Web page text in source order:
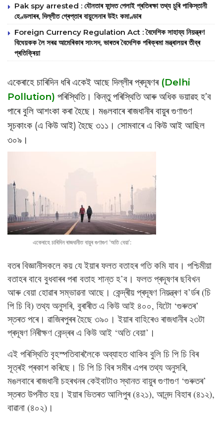
Pak spy arrested : যৌনতাৰ ফান্দত পেলাই প্ৰতিৰক্ষা তথ্য চুৰি পাকিস্তানী
হেণ্ডলাৰৰ, দিল্লীত গ্ৰেপ্তাৰ বায়ুসেনাৰ উইং কমাণ্ডাৰ
Foreign Currency Regulation Act : বৈদেশিক সাহায্য নিয়ন্ত্ৰণ
বিধেয়কক লৈ সৰৱ আমেৰিকাৰ সাংসদ, ভাৰতৰ বৈদেশিক পৰিক্ৰমা মন্ত্ৰালয়ৰ তীব্ৰ
প্ৰতিক্ৰিয়া
একেৰাহে চাৰিদিন ধৰি একেই আছে দিল্লীৰ প্ৰদূষণৰ (Delhi
Pollution) পৰিস্থিতি। কিন্তু পৰিস্থিতি আৰু অধিক ভয়াৱহ হ’ব
পাৰে বুলি আশংকা কৰা হৈছে। মঙলবাৰে ৰাজধানীৰ বায়ুৰ গুণাগুণ
সূচকাংক (এ কিউ আই) হৈছে ৩১১। সোমবাৰে এ কিউ আই আছিল
৩০৯।
একেৰাহে চাৰিদিন ৰাজধানীত বায়ুৰ গুণাগুণ ‘অতি বেয়া’:
বতৰ বিজ্ঞানীসকলে কয় যে ইয়াৰ ফলত বতাহৰ গতি কমি যাব। পশ্চিমীয়া
বতাহৰ বাবে বুধবাৰৰ পৰা বতাহ শান্ত হ’ব। ফলত প্ৰদূষণৰ ছবিখন
আৰু বেয়া হোৱাৰ সম্ভাৱনা আছে। কেন্দ্ৰীয় প্ৰদূষণ নিয়ন্ত্ৰণ ব’ৰ্ডৰ (চি
পি চি বি) তথ্য অনুসৰি, বুৰাৰীত এ কিউ আই ৪০০, যিটো ‘গুৰুতৰ’
স্তৰত পৰে। ৱাজিৰপুৰৰ হৈছে ৩৯০। ইয়াৰ বাহিৰেও ৰাজধানীৰ ২৩টা
প্ৰদূষণ নিৰীক্ষণ কেন্দ্ৰৰ এ কিউ আই ‘অতি বেয়া’।
এই পৰিস্থিতি বৃহস্পতিবাৰলৈকে অব্যাহত থাকিব বুলি চি পি চি বিৰ
সূত্ৰই প্ৰকাশ কৰিছে। চি পি চি বিৰ সমীৰ এপৰ তথ্য অনুসৰি,
মঙলবাৰে ৰাজধানী চহৰখনৰ কেইবাটাও স্থানত বায়ুৰ গুণাগুণ ‘গুৰুতৰ’
স্তৰত উপনীত হয়। ইয়াৰ ভিতৰত আলিপুৰ (৪২১), আনন্দ বিহাৰ (৪১২),
বাৱানা (৪০২)।